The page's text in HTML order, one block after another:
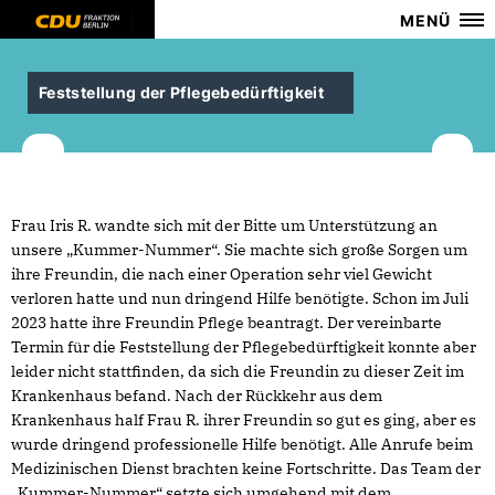
MENÜ
Feststellung der Pflegebedürftigkeit
Frau Iris R. wandte sich mit der Bitte um Unterstützung an
unsere „Kummer-Nummer“. Sie machte sich große Sorgen um
ihre Freundin, die nach einer Operation sehr viel Gewicht
verloren hatte und nun dringend Hilfe benötigte. Schon im Juli
2023 hatte ihre Freundin Pflege beantragt. Der vereinbarte
Termin für die Feststellung der Pflegebedürftigkeit konnte aber
leider nicht stattfinden, da sich die Freundin zu dieser Zeit im
Krankenhaus befand. Nach der Rückkehr aus dem
Krankenhaus half Frau R. ihrer Freundin so gut es ging, aber es
wurde dringend professionelle Hilfe benötigt. Alle Anrufe beim
Medizinischen Dienst brachten keine Fortschritte. Das Team der